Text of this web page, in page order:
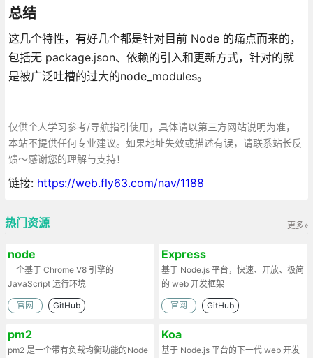
总结
这几个特性，有好几个都是针对目前 Node 的痛点而来的，
包括无 package.json、依赖的引入和更新方式，针对的就
是被广泛吐槽的过大的node_modules。
仅供个人学习参考/导航指引使用，具体请以第三方网站说明为准，
本站不提供任何专业建议。如果地址失效或描述有误，请联系站长反
馈～感谢您的理解与支持！
链接: https://web.fly63.com/nav/1188
更多»
热门资源
node
一个基于 Chrome V8 引擎的
JavaScript 运行环境
官网 GitHub
Express
基于 Node.js 平台，快速、开放、极简
的 web 开发框架
官网 GitHub
pm2
pm2 是一个带有负载均衡功能的Node
Koa
基于 Node.js 平台的下一代 web 开发